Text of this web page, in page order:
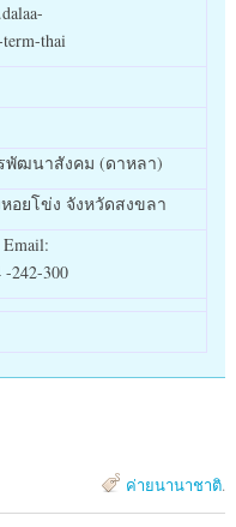
term-thai
พัฒนาสังคม (ดาหลา)
อยโข่ง จังหวัดสงขลา
300
ค่ายนานาชาติ.